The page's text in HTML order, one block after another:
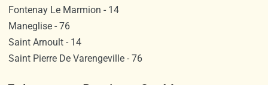
Fontenay Le Marmion - 14
Maneglise - 76
Saint Arnoult - 14
Saint Pierre De Varengeville - 76